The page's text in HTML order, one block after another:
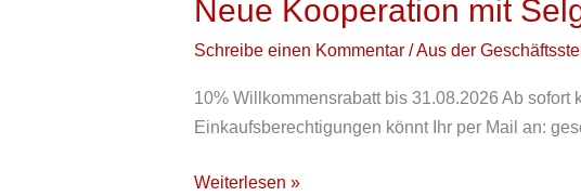
Neue Kooperation mit
Schreibe einen Kommentar /Aus der
10% Willkommensrabatt bis 31.08.2026 Ab
Einkaufsberechtigungen könnt Ihr per Mail an:
mit
Selgros
Weiterlesen »